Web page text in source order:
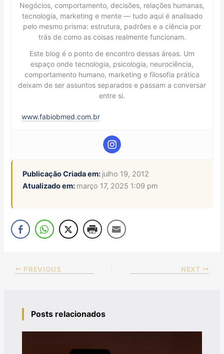
Negócios, comportamento, decisões, relações humanas,
tecnologia, marketing e mente — tudo aqui é analisado
pelo mesmo prisma: estrutura, padrões e a ciência por
trás de como as coisas realmente funcionam.
Este blog é o ponto de encontro dessas áreas. Um
espaço onde tecnologia, psicologia, neurociência,
comportamento humano, marketing e filosofia prática
deixam de ser assuntos separados e passam a conversar
entre si.
www.fabiobmed.com.br
Publicação Criada em: julho 19, 2012
Atualizado em: março 17, 2025 1:09 pm
PREVIOUS NEXT
Posts relacionados